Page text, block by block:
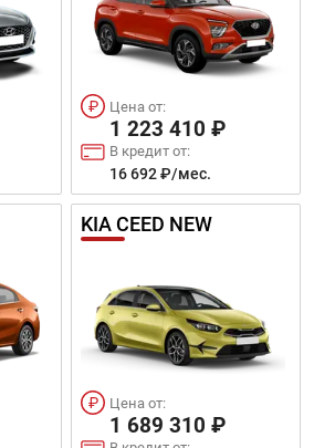
Цена от:
1 223 410 ₽
В кредит от:
16 692 ₽/мес.
KIA CEED NEW
Цена от:
1 689 310 ₽